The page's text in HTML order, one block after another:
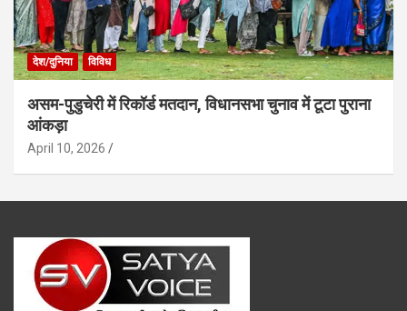
देश/दुनिया विविध
असम-पुडुचेरी में रिकॉर्ड मतदान, विधानसभा चुनाव में टूटा पुराना
आंकड़ा
April 10, 2026